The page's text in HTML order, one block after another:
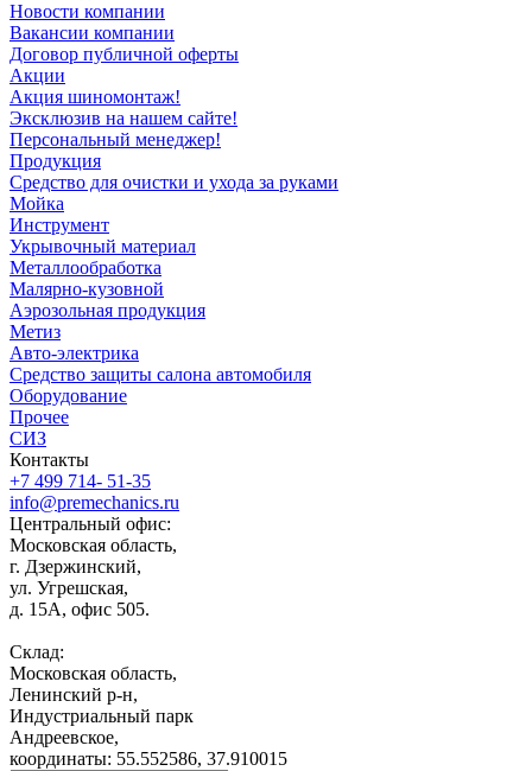
Новости компании
Вакансии компании
Договор публичной оферты
Акции
Акция шиномонтаж!
Эксклюзив на нашем сайте!
Персональный менеджер!
Продукция
Средство для очистки и ухода за руками
Мойка
Инструмент
Укрывочный материал
Металлообработка
Малярно-кузовной
Аэрозольная продукция
Метиз
Авто-электрика
Средство защиты салона автомобиля
Оборудование
Прочее
СИЗ
Контакты
+7 499 714- 51-35
info@premechanics.ru
Центральный офис:
Московская область,
г. Дзержинский,
ул. Угрешская,
д. 15А, офис 505.
Склад:
Московская область,
Ленинский р-н,
Индустриальный парк
Андреевское,
координаты: 55.552586, 37.910015